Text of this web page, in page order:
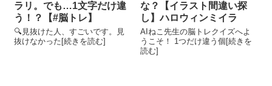
ラリ。でも…1文字だけ違
う！？【#脳トレ】
🔍見抜けた人、すごいです。見
抜けなかった[続きを読む]
な？【イラスト間違い探
し】ハロウィンミイラ
AIねこ先生の脳トレクイズへよ
うこそ！ 1つだけ違う個[続きを
読む]